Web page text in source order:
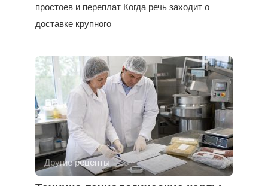
простоев и переплат Когда речь заходит о
доставке крупного
Другие рецепты